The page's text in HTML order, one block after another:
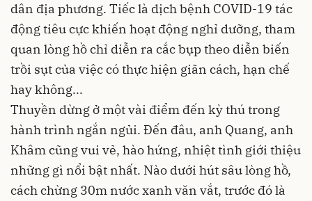
dân địa phương. Tiếc là dịch bệnh COVID-19 tác
động tiêu cực khiến hoạt động nghỉ dưỡng, tham
quan lòng hồ chỉ diễn ra cắc bụp theo diễn biến
trồi sụt của việc có thực hiện giãn cách, hạn chế
hay không...
Thuyền dừng ở một vài điểm đến kỳ thú trong
hành trình ngắn ngủi. Đến đâu, anh Quang, anh
Khâm cũng vui vẻ, hào hứng, nhiệt tình giới thiệu
những gì nổi bật nhất. Nào dưới hút sâu lòng hồ,
cách chừng 30m nước xanh văn vắt, trước đó là